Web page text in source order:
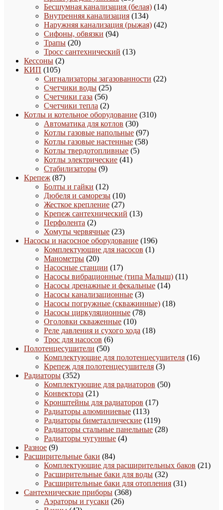
товаров
Бесшумная канализация (белая) 1414
Внутренняя канализация 134134
товара
Наружняя канализация (рыжая) 4242
Сифоны, обвязки 9494
Трапы 2020
товаров
Тросс сантехнический 1313
Кессоны 22
КИП 105105
товаров
Сигнализаторы загазованности 2222
Счетчики воды 2525
Счетчики газа 5656
товаров
Счетчики тепла 22
товара
Котлы и котельное оборудование 310310
Автоматика для котлов 3030
товаров
Котлы газовые напольные 9797
товаров
Котлы газовые настенные 5858
Котлы твердотопливные 55
Котлы электрические 4141
Стабилизаторы 99
Крепеж 8787
товаров
Болты и гайки 1212
товаров
Дюбеля и саморезы 1010
товаров
Жесткое крепление 2727
товаров
Крепеж сантехнический 1313
Перфолента 22
товара
Хомуты червячные 2323
товара
Насосы и насосное оборудование 196196
Комплектующие для насосов 11
Манометры 2020
товаров
Насосные станции 1717
товаров
Насосы вибрационные (типа Малыш) 1111
Насосы дренажные и фекальные 1414
Насосы канализационные 33
товара
Насосы погружные (скважинные) 1818
Насосы циркуляционные 7878
Оголовки скваженные 1010
товаров
Реле давления и сухого хода 1818
Трос для насосов 66
Полотенцесушители 5050
товаров
Комплектующие для полотенцесушителя 1616
Крепеж для полотенцесушителя 33
Радиаторы 352352
товара
Комплектующие для радиаторов 5050
Конвектора 2121
товар
Кронштейны для радиаторов 1717
Радиаторы алюминиевые 113113
товаров
Радиаторы биметаллические 119119
товаров
Радиаторы стальные панельные 2828
Радиаторы чугунные 44
Разное 99
товаров
Расширительные баки 8484
товара
Комплектующие для расширительных баков 2121
Расширительные баки для воды 3232
товара
Расширительные баки для отопления 3131
Сантехнические приборы 368368
Аэраторы и гусаки 2626